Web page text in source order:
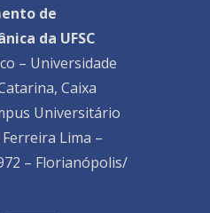
de
da UFSC
– Universidade
Caixa
Universitário
Lima –
– Florianópolis/